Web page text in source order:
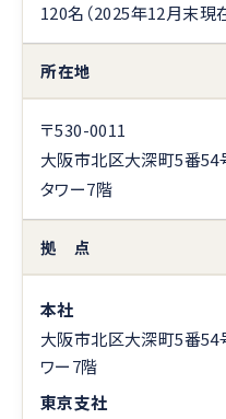
120名（2025年12月末現在
所在地
〒530-0011
大阪市北区大深町5番54
タワー7階
拠 点
本社
大阪市北区大深町5番54
ワー7階
東京支社